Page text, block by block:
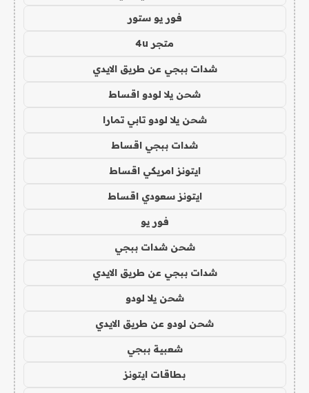
فور يو ستور
متجر 4u
شدات ببجي عن طريق الايدي
شحن يلا لودو اقساط
شحن يلا لودو تابي تمارا
شدات ببجي اقساط
ايتونز امريكي اقساط
ايتونز سعودي اقساط
فور يو
شحن شدات ببجي
شدات ببجي عن طريق الايدي
شحن يلا لودو
شحن لودو عن طريق الايدي
شعبية ببجي
بطاقات ايتونز